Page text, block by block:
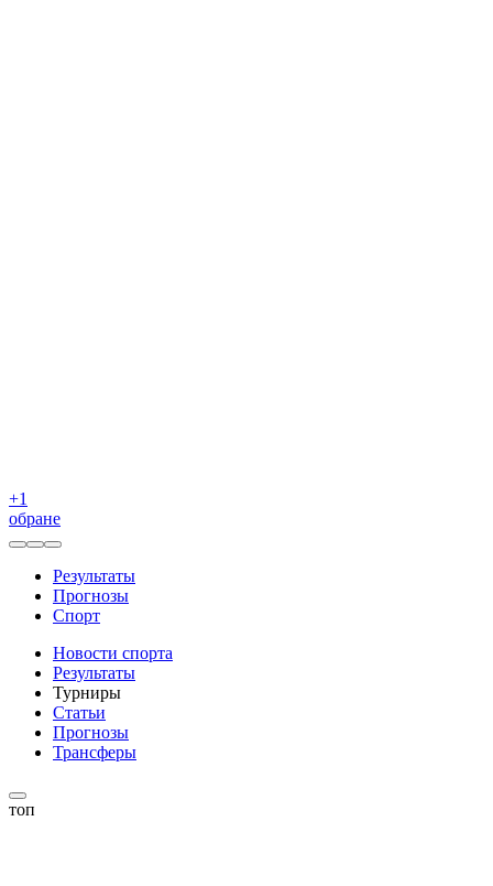
+1
обране
Результаты
Прогнозы
Спорт
Новости спорта
Результаты
Турниры
Статьи
Прогнозы
Трансферы
топ